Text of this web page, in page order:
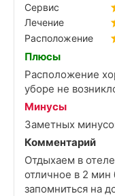
Сервис
Лечение
Расположение
Плюсы
Расположение
уборе не
Минусы
Заметных
Комментарий
Отдыхаем в
отличное в 2 мин
запомниться на